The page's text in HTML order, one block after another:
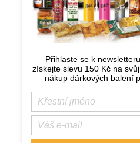
Přihlaste se k
získejte slevu 150 Kč na
nákup dárkových balení